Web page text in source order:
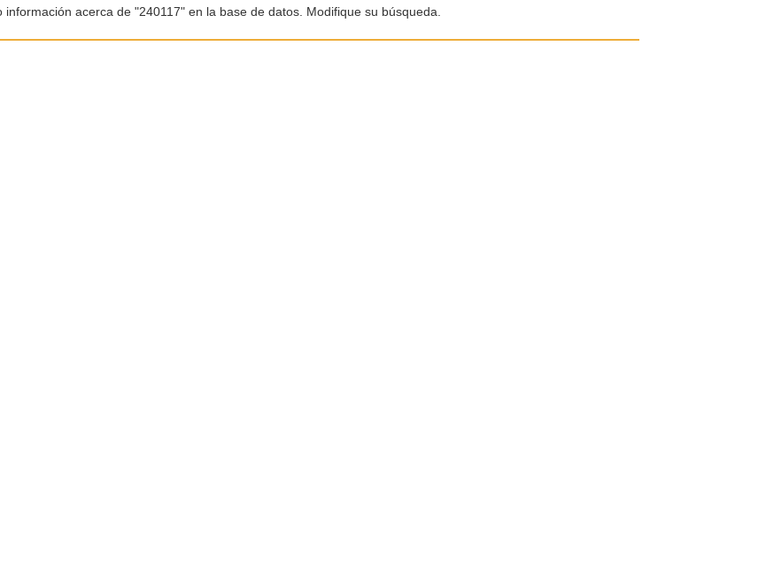
información acerca de "240117" en la base de datos. Modifique su búsqueda.